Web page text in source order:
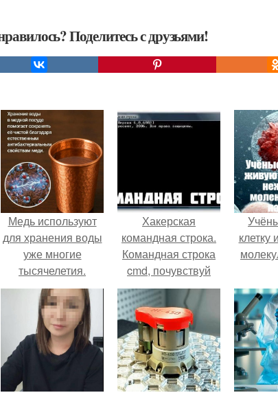
Поделитесь с друзьями!
Медь используют
для хранения воды
уже многие
тысячелетия.
Хакерская
командная строка.
Командная строка
cmd, почувствуй
себя хакером.
клетку